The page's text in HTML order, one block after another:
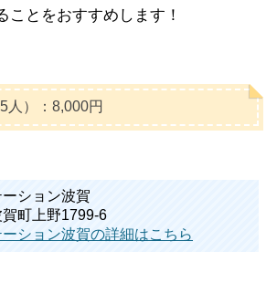
ことをおすすめします！
人）：8,000円
ション波賀
町上野1799-6
ション波賀の詳細はこちら